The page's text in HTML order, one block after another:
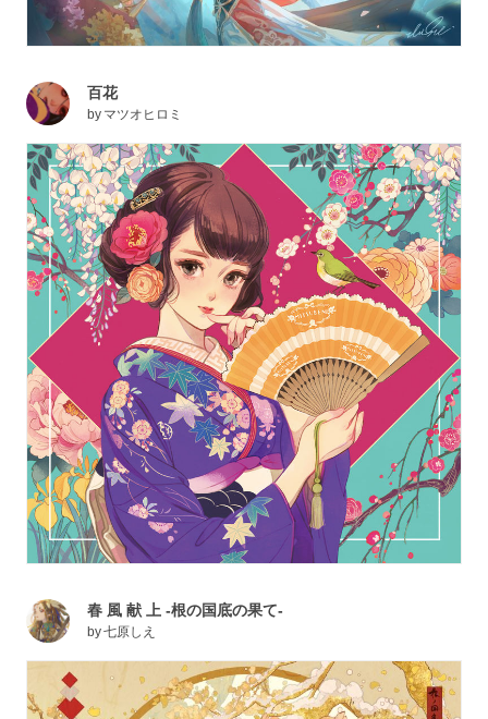
百花
by マツオヒロミ
春 風 献 上 -根の国底の果て-
by七原しえ